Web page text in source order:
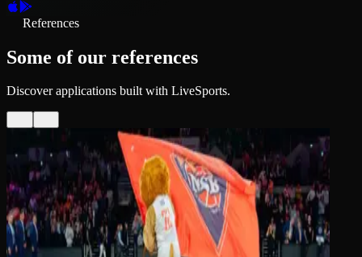
References
Some of our references
Discover applications built with LiveSports.